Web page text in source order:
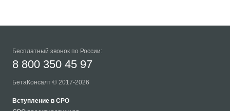
Бесплатный звонок по России:
8 800 350 45 97
БетаКонсалт © 2017-2026
Вступление в СРО